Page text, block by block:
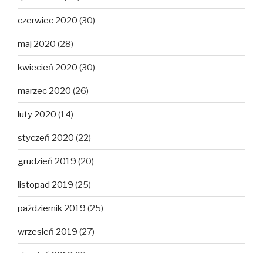
czerwiec 2020 (30)
maj 2020 (28)
kwiecień 2020 (30)
marzec 2020 (26)
luty 2020 (14)
styczeń 2020 (22)
grudzień 2019 (20)
listopad 2019 (25)
październik 2019 (25)
wrzesień 2019 (27)